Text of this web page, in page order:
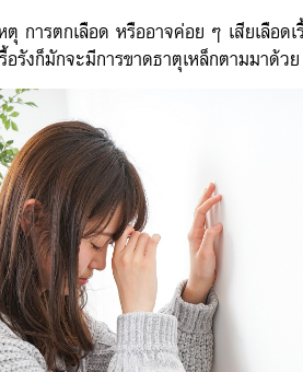
ตุ การตกเลือด หรืออาจค่อย ๆ เสียเลือด
อรังก็มักจะมีการขาดธาตุเหล็กตามมาด้วย